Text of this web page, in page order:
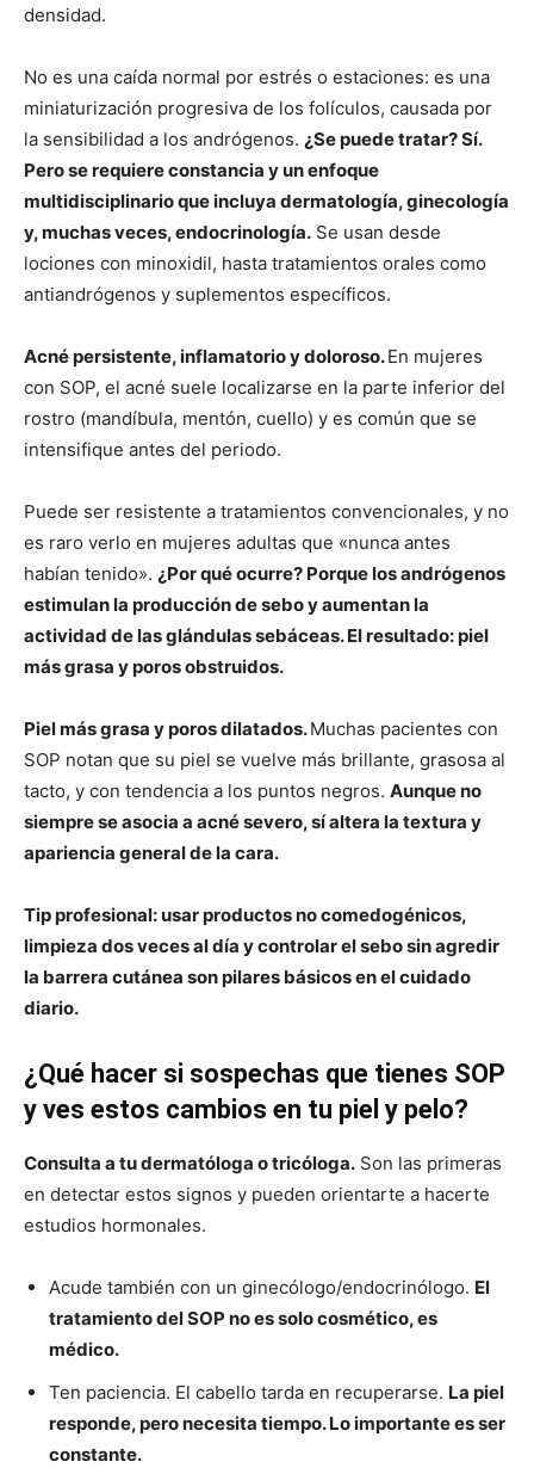
densidad.
No es una caída normal por estrés o estaciones: es una
miniaturización progresiva de los folículos, causada por
la sensibilidad a los andrógenos. ¿Se puede tratar?Sí.
Pero se requiere constancia y un enfoque
multidisciplinario que incluya dermatología, ginecología
y, muchas veces, endocrinología. Se usan desde
lociones con minoxidil, hasta tratamientos orales como
antiandrógenos y suplementos específicos.
Acné persistente, inflamatorio y doloroso.En mujeres
con SOP, el acné suele localizarse en la parte inferior del
rostro (mandíbula, mentón, cuello) y es común que se
intensifique antes del periodo.
Puede ser resistente a tratamientos convencionales, y no
es raro verlo en mujeres adultas que «nunca antes
habían tenido». ¿Por qué ocurre? Porque los andrógenos
estimulan la producción de sebo y aumentan la
actividad de las glándulas sebáceas. El resultado: piel
más grasa y poros obstruidos.
Piel más grasa y poros dilatados.Muchas pacientes con
SOP notan que su piel se vuelve más brillante, grasosa al
tacto, y con tendencia a los puntos negros. Aunque no
siempre se asocia a acné severo, sí altera la textura y
apariencia general de la cara.
Tip profesional: usar productos no comedogénicos,
limpieza dos veces al día y controlar el sebo sin agredir
la barrera cutánea son pilares básicos en el cuidado
diario.
¿Qué hacer si sospechas que tienes SOP
y ves estos cambios en tu piel y pelo?
Consulta a tu dermatóloga o tricóloga. Son las primeras
en detectar estos signos y pueden orientarte a hacerte
estudios hormonales.
Acude también con un ginecólogo/endocrinólogo. El
tratamiento del SOP no es solo cosmético, es
médico.
Ten paciencia. El cabello tarda en recuperarse. La piel
responde, pero necesita tiempo. Lo importante es ser
constante.